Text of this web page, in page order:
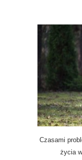
Czasami
życia